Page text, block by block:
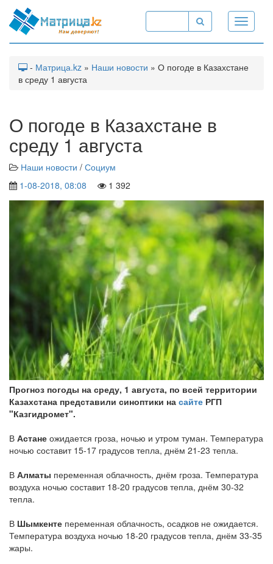
Toggle
- Матрица.kz » Наши новости » О погоде в Казахстане
в среду 1 августа
О погоде в Казахстане в
среду 1 августа
Наши новости / Социум
1-08-2018, 08:08
1 392
Прогноз погоды на среду, 1 августа, по всей территории
Казахстана представили синоптики на сайте РГП
"Казгидромет".
В Астане ожидается гроза, ночью и утром туман. Температура
ночью составит 15-17 градусов тепла, днём 21-23 тепла.
В Алматы переменная облачность, днём гроза. Температура
воздуха ночью составит 18-20 градусов тепла, днём 30-32
тепла.
В Шымкенте переменная облачность, осадков не ожидается.
Температура воздуха ночью 18-20 градусов тепла, днём 33-35
жары.